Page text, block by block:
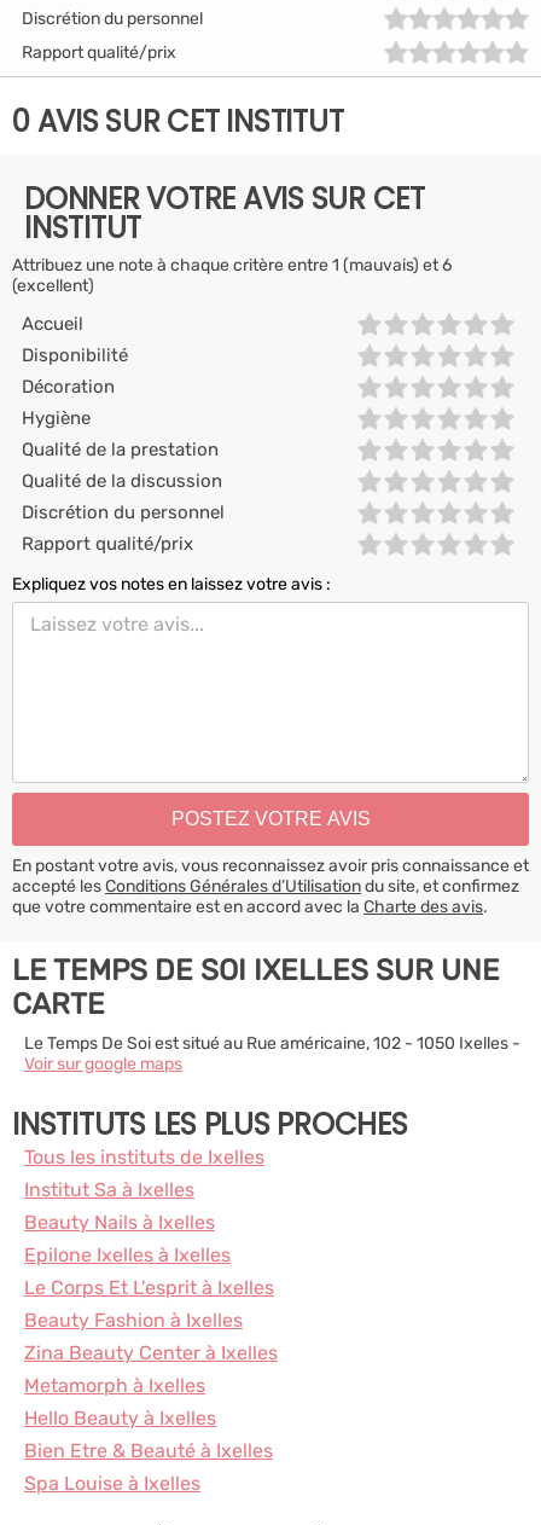
Discrétion du personnel
Rapport qualité/prix
0 AVIS SUR CET INSTITUT
DONNER VOTRE AVIS SUR CET
INSTITUT
Attribuez une note à chaque critère entre 1 (mauvais) et 6
(excellent)
Accueil
Disponibilité
Décoration
Hygiène
Qualité de la prestation
Qualité de la discussion
Discrétion du personnel
Rapport qualité/prix
Expliquez vos notes en laissez votre avis :
En postant votre avis, vous reconnaissez avoir pris connaissance et
accepté lesConditions Générales d’Utilisationdu site, et confirmez
que votre commentaire est en accord avec la Charte des avis.
LE TEMPS DE SOI IXELLES SUR UNE
CARTE
Le Temps De Soi est situé au Rue américaine, 102 - 1050 Ixelles -
Voir sur google maps
INSTITUTS LES PLUS PROCHES
Tous les instituts de Ixelles
Institut Sa à Ixelles
Beauty Nails à Ixelles
Epilone Ixelles à Ixelles
Le Corps Et L'esprit à Ixelles
Beauty Fashion à Ixelles
Zina Beauty Center à Ixelles
Metamorph à Ixelles
Hello Beauty à Ixelles
Bien Etre & Beauté à Ixelles
Spa Louise à Ixelles